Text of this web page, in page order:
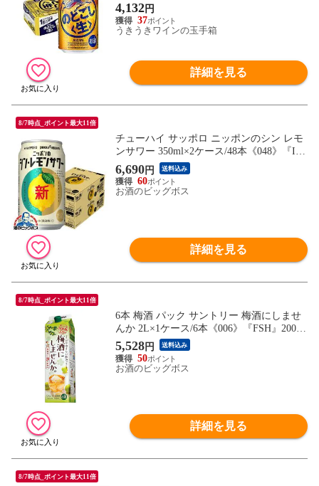
4,132円
37
うきうきワインの玉手箱
詳細を見る
8/7時点_ポイント最大11倍
チューハイ サッポロ ニッポンのシン レモ
ンサワー 350ml×2ケース/48本《048》『IA
S』【本州のみ 送料無料】
6,690円 送料込み
60
お酒のビッグボス
詳細を見る
8/7時点_ポイント最大11倍
6本 梅酒 パック サントリー 梅酒にしませ
んか 2L×1ケース/6本《006》『FSH』2000
ml【本州のみ 送料無料】
5,528円 送料込み
50
お酒のビッグボス
詳細を見る
8/7時点_ポイント最大11倍